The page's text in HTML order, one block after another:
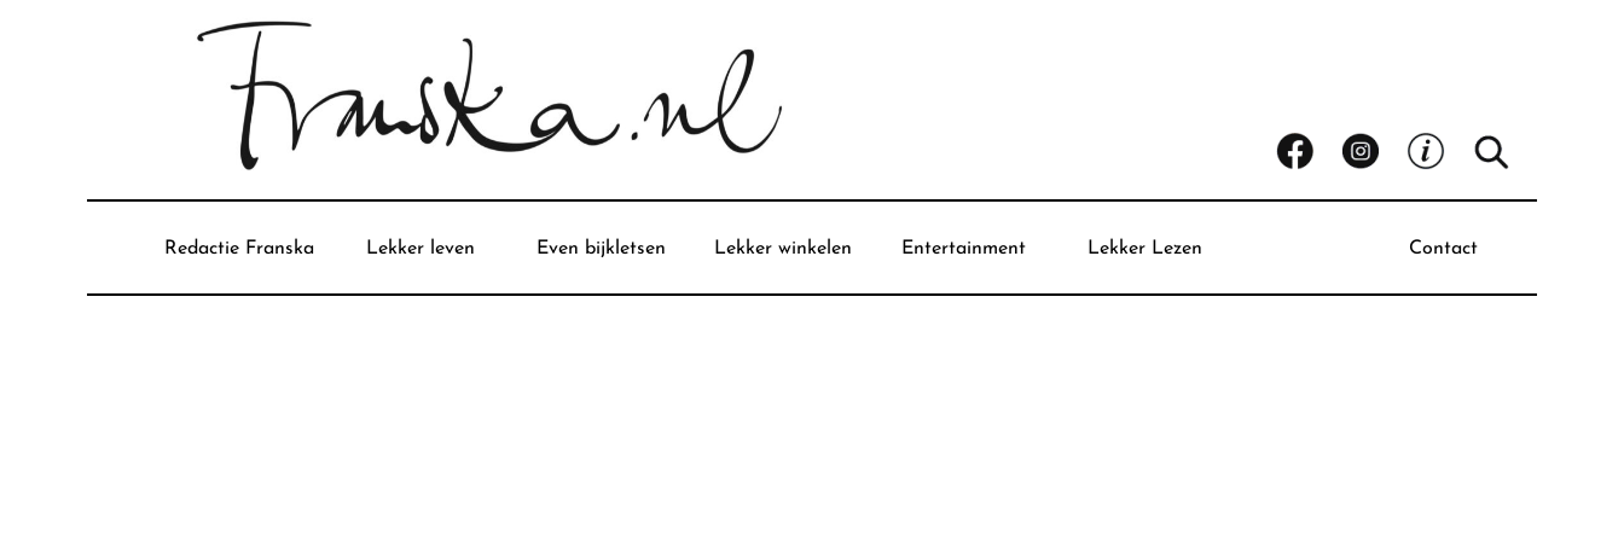
Redactie Franska Lekker leven Even bijkletsen Lekker winkelen Entertainment Lekker Lezen Contact